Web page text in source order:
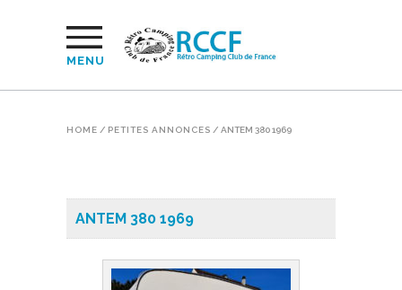
MENU
HOME / PETITES ANNONCES / ANTEM 380 1969
ANTEM 380 1969